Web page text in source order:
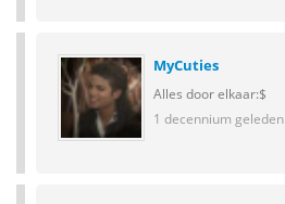
MyCuties
Alles door elkaar:$
1 decennium geleden